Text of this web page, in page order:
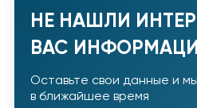
НЕ НАШЛИ
ВАС
Оставьте свои данные и
в ближайшее время